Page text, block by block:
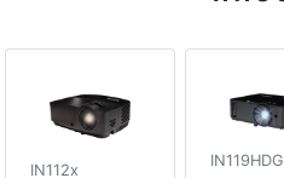
IN112x
IN119HDG